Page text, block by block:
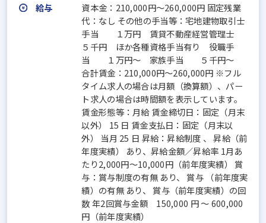
給与
資本金：210,000円〜260,000円 固定残業
代：なし その他の手当等：宅地建物取引士
手当 １万円 賃貸不動産経営管理士
５千円 ほか各種資格手当有り 役職手
当 １万円～ 家族手当 ５千円～
合計賃金：210,000円～260,000円 ※フル
タイム求人の場合は月額（換算額）、パー
ト求人の場合は時間額を表示しています。
賃金形態等：月給 賃金締切日：固定（月末
以外） 15 日 賃金支払日：固定（月末以
外） 当月 25 日 昇給：昇給制度 、 昇給（前
年度実績） あり、昇給金額／昇給率 1月あ
たり2,000円～10,000円（前年度実績） 賞
与：賞与制度の有無 あり、 賞与 （前年度実
績）の有無 あり、 賞与（前年度実績）の回
数 年2回賞与金額 150,000 円 ～ 600,000
円（前年度実績）